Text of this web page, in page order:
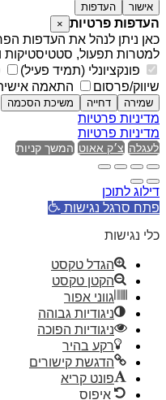
אישור העדפות
העדפות פרטיות ×
כאן ניתן לנהל את העדפות
למטרות תפעול, סטטיסטיקות
פונקציונלי (תמיד פעיל)
שיווק/פרסום
התאמה
שמירה דחייה משיכת הסכמה
מדיניות פרטיות
מדיניות פרטיות
לעגלה צ׳ק אאוט המשך קניות
דילוג לתוכן
פתח סרגל נגישות
כלי נגישות
הגדל טקסט
הקטן טקסט
גווני אפור
ניגודיות גבוהה
ניגודיות הפוכה
רקע בהיר
הדגשת קישורים
פונט קריא
איפוס